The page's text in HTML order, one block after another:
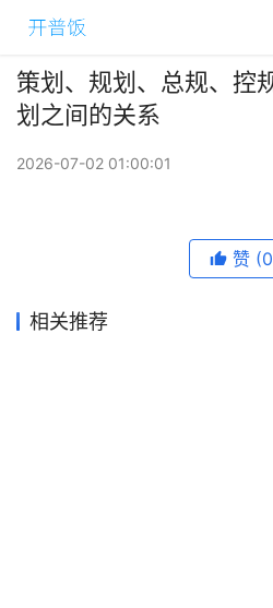
策划、规划、总规、控
划之间的关系
2026-07-02 01:00:01
赞
相关推荐